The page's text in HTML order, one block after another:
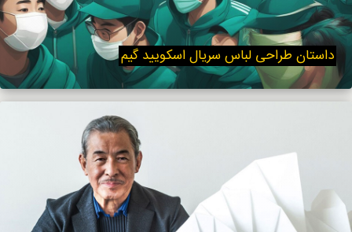
داستان طراحی لباس سریال اسکویید گیم